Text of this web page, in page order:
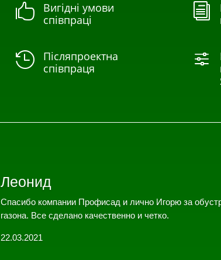

Вигідні умови
співпраці

Післяпроектна
співпраця
i
f
Леонид
Спасибо компании Профисад и лично Игорю за
газона. Все сделано качественно и четко.
22.03.2021